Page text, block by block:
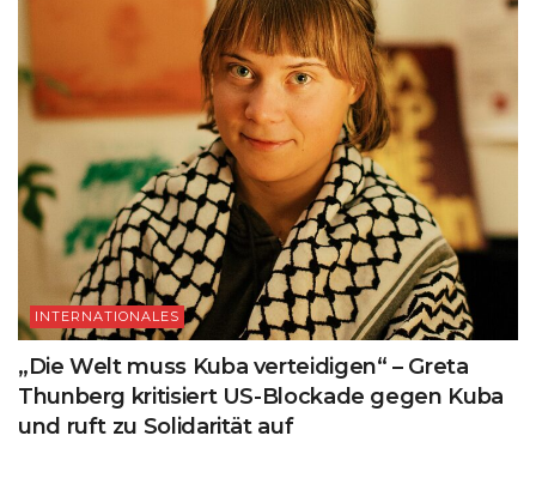
INTERNATIONALES
„Die Welt muss Kuba verteidigen“ – Greta
Thunberg kritisiert US-Blockade gegen Kuba
und ruft zu Solidarität auf